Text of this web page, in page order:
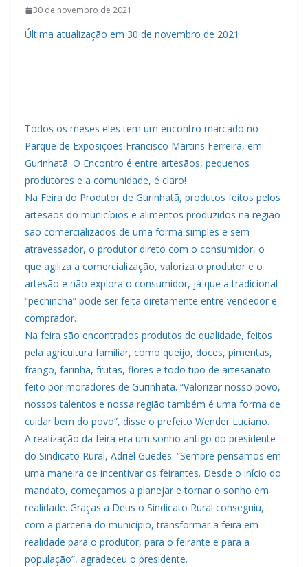
30 de novembro de 2021
Última atualização em 30 de novembro de 2021
Todos os meses eles tem um encontro marcado no
Parque de Exposições Francisco Martins Ferreira, em
Gurinhatã. O Encontro é entre artesãos, pequenos
produtores e a comunidade, é claro!
Na Feira do Produtor de Gurinhatã, produtos feitos pelos
artesãos do municípios e alimentos produzidos na região
são comercializados de uma forma simples e sem
atravessador, o produtor direto com o consumidor, o
que agiliza a comercialização, valoriza o produtor e o
artesão e não explora o consumidor, já que a tradicional
“pechincha” pode ser feita diretamente entre vendedor e
comprador.
Na feira são encontrados produtos de qualidade, feitos
pela agricultura familiar, como queijo, doces, pimentas,
frango, farinha, frutas, flores e todo tipo de artesanato
feito por moradores de Gurinhatã. “Valorizar nosso povo,
nossos talentos e nossa região também é uma forma de
cuidar bem do povo”, disse o prefeito Wender Luciano.
A realização da feira era um sonho antigo do presidente
do Sindicato Rural, Adriel Guedes. “Sempre pensamos em
uma maneira de incentivar os feirantes. Desde o início do
mandato, começamos a planejar e tornar o sonho em
realidade. Graças a Deus o Sindicato Rural conseguiu,
com a parceria do município, transformar a feira em
realidade para o produtor, para o feirante e para a
população”, agradeceu o presidente.